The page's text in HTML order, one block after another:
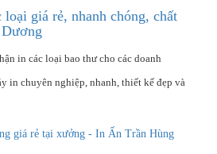
giá rẻ, nhanh chóng, chất
in các loại bao thư cho các doanh
in chuyên nghiệp, nhanh, thiết kế đẹp và